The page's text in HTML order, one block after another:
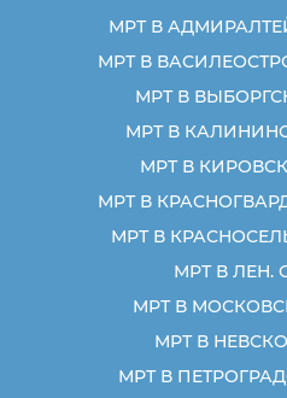
МРТ В
МРТ В
МРТ В
МРТ В
МРТ В
МРТ В
МРТ В
МРТ В ЛЕН.
МРТ В
МРТ В
МРТ В